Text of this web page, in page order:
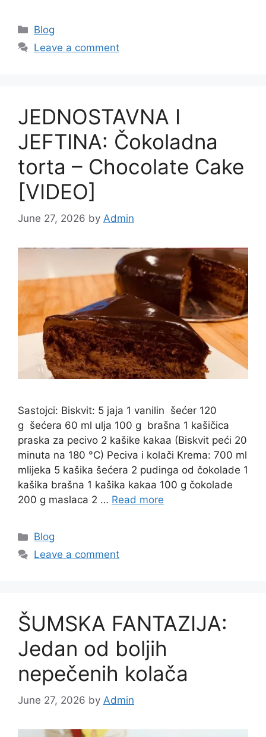
Categories
Blog
Leave a comment
JEDNOSTAVNA I
JEFTINA: Čokoladna
torta – Chocolate Cake
[VIDEO]
June 27, 2026 by Admin
Sastojci: Biskvit: 5 jaja 1 vanilin šećer 120
g šećera 60 ml ulja 100 g brašna 1 kašičica
praska za pecivo 2 kašike kakaa (Biskvit peći 20
minuta na 180 °C) Peciva i kolači Krema: 700 ml
mlijeka 5 kašika šećera 2 pudinga od čokolade 1
kašika brašna 1 kašika kakaa 100 g čokolade
200 g maslaca 2 … Read more
Categories
Blog
Leave a comment
ŠUMSKA FANTAZIJA:
Jedan od boljih
nepečenih kolača
June 27, 2026 by Admin